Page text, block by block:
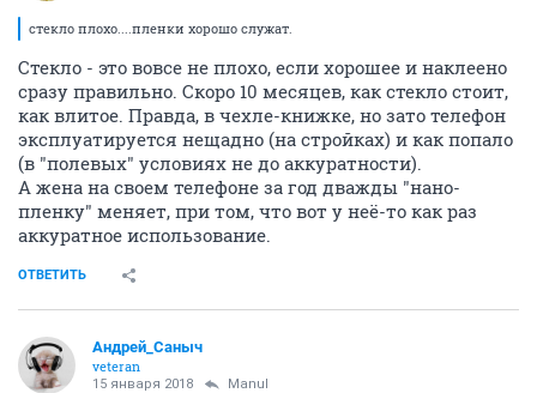
стекло плохо....пленки хорошо служат.
Стекло - это вовсе не плохо, если хорошее и наклеено
сразу правильно. Скоро 10 месяцев, как стекло стоит,
как влитое. Правда, в чехле-книжке, но зато телефон
эксплуатируется нещадно (на стройках) и как попало
(в "полевых" условиях не до аккуратности).
А жена на своем телефоне за год дважды "нано-
пленку" меняет, при том, что вот у неё-то как раз
аккуратное использование.
ОТВЕТИТЬ
Андрей_Саныч
veteran
15 января 2018 Manul